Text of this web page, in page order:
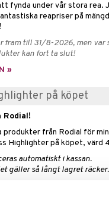
fynda under vår stora rea.
reapriser på
fram till 31/8-2026, men var
kan fort ta slut!
»
på köpet
Rodial!
produkter från Rodial för
Highlighter på köpet, värd
automatiskt i kassan.
gäller så långt lagret räcker.